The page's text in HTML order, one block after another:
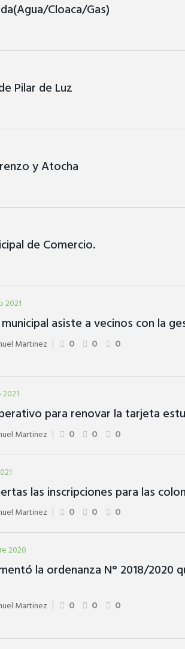
Cloaca/Gas)
Pilar de Luz
y Atocha
de Comercio.
2021
asiste a vecinos con la
Martinez 0 0 0
para renovar la tarjeta
Martinez 0 0 0
las inscripciones para las
Martinez 0 0 0
2020
la ordenanza N° 2018/
Martinez 0 0 0